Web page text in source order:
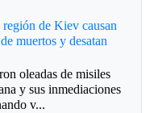
de Kiev causan
muertos y desatan
oleadas de misiles
y sus inmediaciones
v...